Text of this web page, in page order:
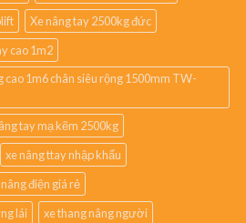
Xe nâng tay 2500kg đức
cao 1m2
cao 1m6 chân siêu rộng 1500mm TW-
tay mạ kẽm 2500kg
xe nâng ttay nhập khẩu
điện giá rẻ
lái
xe thang nâng người